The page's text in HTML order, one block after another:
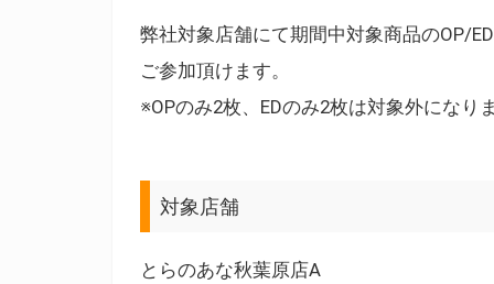
弊社対象店舗にて期間中対象商品のOP/
ご参加頂けます。
※OPのみ2枚、EDのみ2枚は対象外になりま
対象店舗
とらのあな秋葉原店A